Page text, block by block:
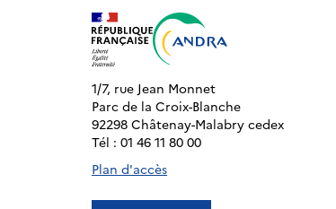
1/7, rue Jean Monnet
Parc de la Croix-Blanche
92298 Châtenay-Malabry cedex
Tél : 01 46 11 80 00
Plan d'accès